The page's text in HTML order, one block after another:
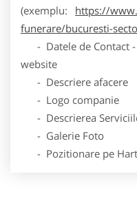
(exemplu:
https://
funerare/bucuresti-
- Datele de Contact -
website
- Descriere afacere
- Logo companie
- Descrierea
- Galerie Foto
- Pozitionare pe